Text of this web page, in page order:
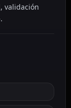
validación